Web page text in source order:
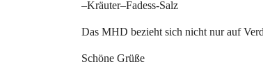
–Kräuter–Fadess-Salz
Das MHD bezieht sich nicht nur auf
Schöne Grüße